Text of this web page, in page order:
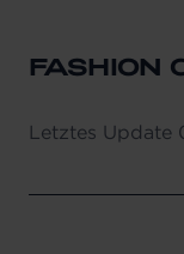
FASHION
Letztes Update